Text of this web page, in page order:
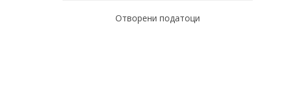
Отворени податоци